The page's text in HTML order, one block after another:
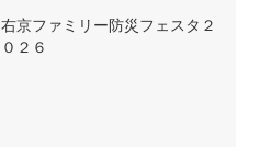
右京ファミリー防災フェスタ２
０２６